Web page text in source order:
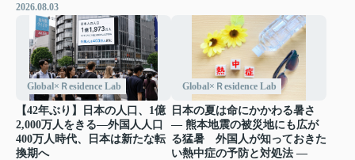
2026.08.03
Global×Ｒesidence Lab
【42年ぶり】日本の人口、1億
2,000万人をきる―外国人人口
400万人時代、日本は新たな転
換期へ
Global×Ｒesidence Lab
日本の夏は命にかかわる暑さ
― 熊本地震の被災地にも広が
る猛暑 外国人が知っておきた
い熱中症の予防と対処法 ―